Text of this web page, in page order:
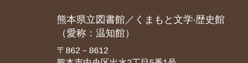
熊本県立図書館／くまもと文学‧歴史館
（愛称：温知館）
〒862－8612